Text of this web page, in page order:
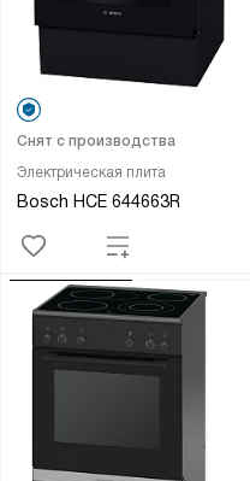
Электрическая плита
Bosch HCE 644663R
Снят с производства